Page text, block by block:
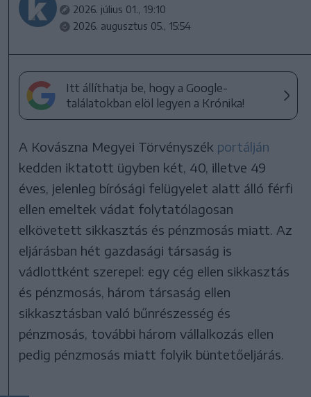
2026. július 01., 19:10
2026. augusztus 05., 15:54
Itt állíthatja be, hogy a Google-
találatokban elöl legyen a Krónika!
A Kovászna Megyei Törvényszék portálján
kedden iktatott ügyben két, 40, illetve 49
éves, jelenleg bírósági felügyelet alatt álló férfi
ellen emeltek vádat folytatólagosan
elkövetett sikkasztás és pénzmosás miatt. Az
eljárásban hét gazdasági társaság is
vádlottként szerepel: egy cég ellen sikkasztás
és pénzmosás, három társaság ellen
sikkasztásban való bűnrészesség és
pénzmosás, további három vállalkozás ellen
pedig pénzmosás miatt folyik büntetőeljárás.